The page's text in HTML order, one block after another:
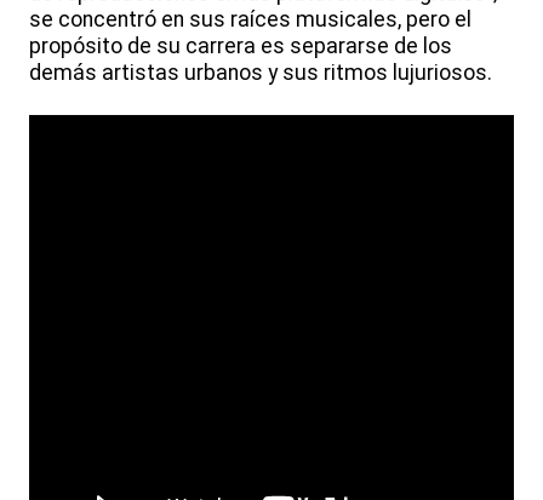
se concentró en sus raíces musicales, pero el
propósito de su carrera es separarse de los
demás artistas urbanos y sus ritmos lujuriosos.